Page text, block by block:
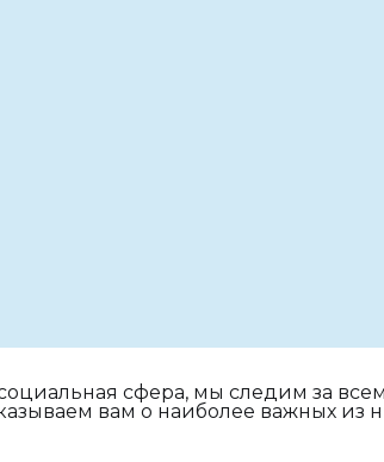
сфера, мы следим за
вам о наиболее важных из